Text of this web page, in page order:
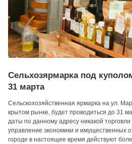
Сельхозярмарка под
31 марта
Сельскохозяйственная ярмарка на ул.
крытом рынке, будет проводиться до 31
даты по данному адресу никакой
управление экономики и имущественных
городе в настоящее время действуют